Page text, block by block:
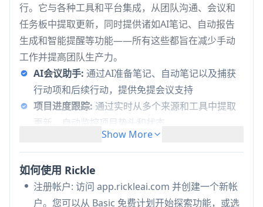
行。它与各种工具和平台集成，从团队沟通、会议和
任务板中提取更新，同时提供诸如AI笔记、自动报告
生成和智能提醒等功能——所有这些都旨在减少手动
工作并提高团队生产力。
AI会议助手: 通过AI准备笔记、自动笔记以及捕获
行动项和后续行动，提供免提会议支持
项目进度跟踪: 通过实时从多个来源和工具中提取
更新，自动监控项目势头和状态
风险检测与管理:在潜在的阻碍、范围蔓延和延误
影响项目交付之前，主动识别它们
自动文档:自动生成状态报告、进度摘要和项目文
档，无需手动编写
Show More
如何使用 Rickle
注册帐户: 访问 app.rickleai.com 并创建一个新帐
户。您可以从 Basic 免费计划开始探索功能，或选